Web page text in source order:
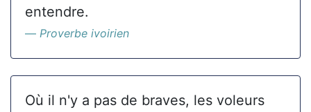
entendre.
Proverbe ivoirien
Où il n'y a pas de braves, les voleurs